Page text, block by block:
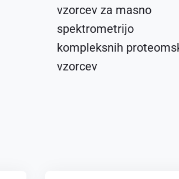
vzorcev za masno
spektrometrijo
kompleksnih
vzorcev